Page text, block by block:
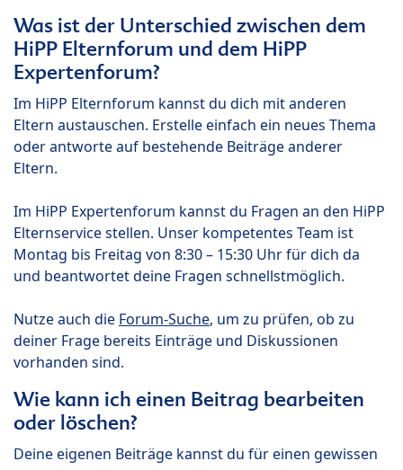
Was ist der Unterschied zwischen dem
HiPP Elternforum und dem HiPP
Expertenforum?
Im HiPP Elternforum kannst du dich mit anderen
Eltern austauschen. Erstelle einfach ein neues Thema
oder antworte auf bestehende Beiträge anderer
Eltern.
Im HiPP Expertenforum kannst du Fragen an den HiPP
Elternservice stellen. Unser kompetentes Team ist
Montag bis Freitag von 8:30 – 15:30 Uhr für dich da
und beantwortet deine Fragen schnellstmöglich.
Nutze auch die Forum-Suche, um zu prüfen, ob zu
deiner Frage bereits Einträge und Diskussionen
vorhanden sind.
Wie kann ich einen Beitrag bearbeiten
oder löschen?
Deine eigenen Beiträge kannst du für einen gewissen